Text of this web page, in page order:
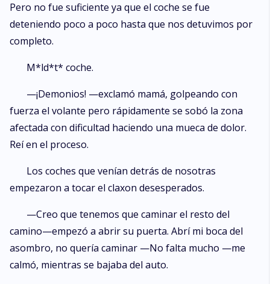
Pero no fue suficiente ya que el coche se fue
deteniendo poco a poco hasta que nos detuvimos por
completo.
M*ld*t* coche.
—¡Demonios! —exclamó mamá, golpeando con
fuerza el volante pero rápidamente se sobó la zona
afectada con dificultad haciendo una mueca de dolor.
Reí en el proceso.
Los coches que venían detrás de nosotras
empezaron a tocar el claxon desesperados.
—Creo que tenemos que caminar el resto del
camino—empezó a abrir su puerta. Abrí mi boca del
asombro, no quería caminar —No falta mucho —me
calmó, mientras se bajaba del auto.